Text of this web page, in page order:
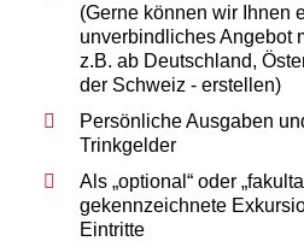
(Gerne können wir Ihnen
unverbindliches Angebot
z.B. ab Deutschland,
der Schweiz - erstellen)
Persönliche Ausgaben
Trinkgelder
Als „optional“ oder
gekennzeichnete
Eintritte